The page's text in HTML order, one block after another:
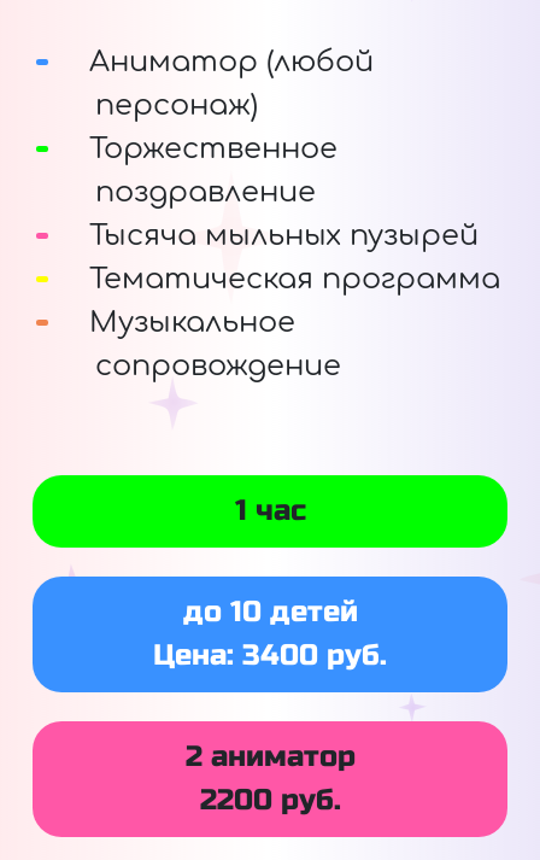
Аниматор (любой
персонаж)
Торжественное
поздравление
Тысяча мыльных пузырей
Тематическая программа
Музыкальное
сопровождение
1 час
до 10 детей
Цена: 3400 руб.
2 аниматор
2200 руб.